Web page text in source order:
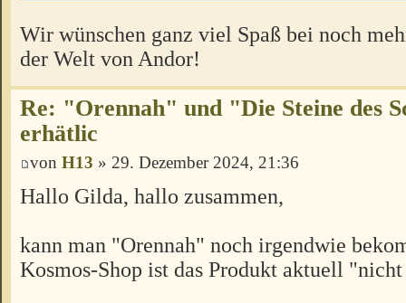
Wir wünschen ganz viel Spaß bei noch
der Welt von Andor!
Re: "Orennah" und "Die Steine des
erhätlic
von H13 » 29. Dezember 2024, 21:36
Hallo Gilda, hallo zusammen,
kann man "Orennah" noch irgendwie
Kosmos-Shop ist das Produkt aktuell